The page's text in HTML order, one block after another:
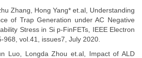
Zhang, Hong Yang* et.al, Understanding
of Trap Generation under AC Negative
Stress in Si p-FinFETs, IEEE Electron
968, vol.41, issues7, July 2020.
Luo, Longda Zhou et.al, Impact of ALD